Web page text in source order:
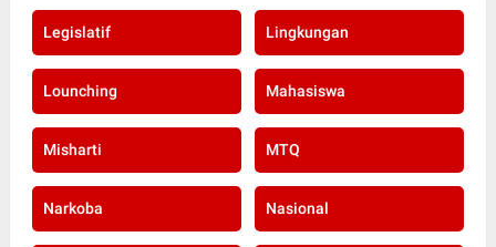
Legislatif Lingkungan
Lounching Mahasiswa
Misharti MTQ
Narkoba Nasional